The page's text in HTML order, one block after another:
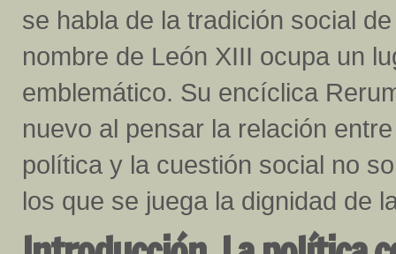
se habla de la tradición social
nombre de León XIII ocupa un
emblemático. Su encíclica
nuevo al pensar la relación
política y la cuestión social no
los que se juega la dignidad de